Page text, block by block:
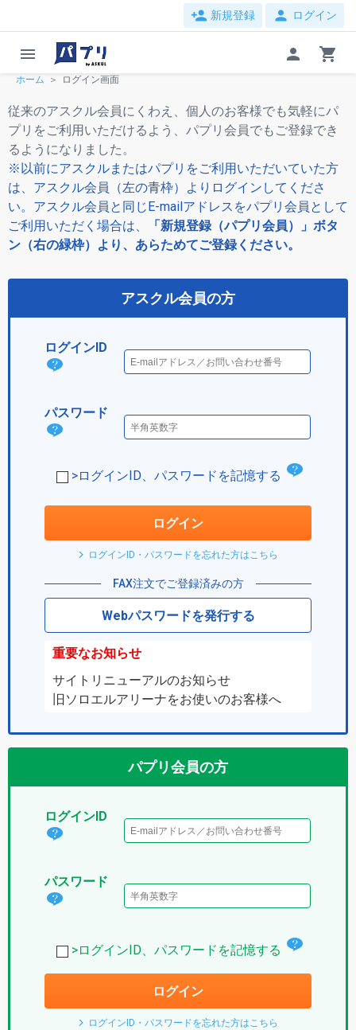
person_add 新規登録 person ログイン
menu person shopping_cart
ホーム ログイン画面
従来のアスクル会員にくわえ、個人のお客様でも気軽にパ
プリをご利用いただけるよう、パプリ会員でもご登録でき
るようになりました。
※以前にアスクルまたはパプリをご利用いただいていた方
は、アスクル会員（左の青枠）よりログインしてくださ
い。アスクル会員と同じE-mailアドレスをパプリ会員として
ご利用いただく場合は、
「新規登録（パプリ会員）」ボタ
ン（右の緑枠）より、あらためてご登録ください。
アスクル会員の方
ログインID
ログ
IDと
パスワード
パス
ド
は？
>ログインID、パスワードを記憶する
ク
ッ
ログイン
ログインID・パスワードを忘れた方はこちら
FAX注文でご登録済みの方
Webパスワードを発行する
重要なお知らせ
サイトリニューアルのお知らせ
旧ソロエルアリーナをお使いのお客様へ
パプリ会員の方
ログインID
ログ
IDと
プ
パスワード
パス
ド
は？
>ログインID、パスワードを記憶する
ェ
ログイン
ログインID・パスワードを忘れた方はこちら